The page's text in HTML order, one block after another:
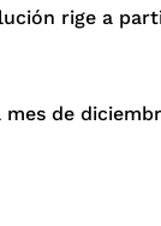
rige a
de